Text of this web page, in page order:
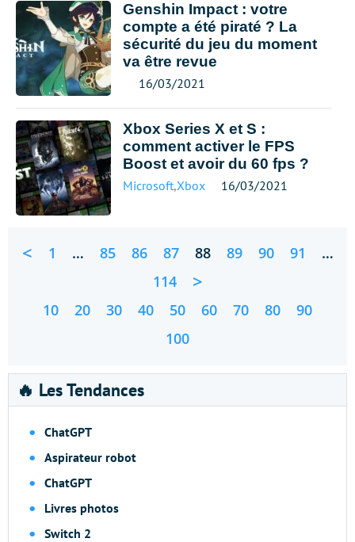
Genshin Impact : votre
compte a été piraté ? La
sécurité du jeu du moment
va être revue
16/03/2021
Xbox Series X et S :
comment activer le FPS
Boost et avoir du 60 fps ?
Microsoft,Xbox 16/03/2021
< 1 … 85 86 87 88 89 90 91
…
114
>
10 20 30 40 50 60 70 80
90
100
🔥 Les Tendances
ChatGPT
Aspirateur robot
ChatGPT
Livres photos
Switch 2